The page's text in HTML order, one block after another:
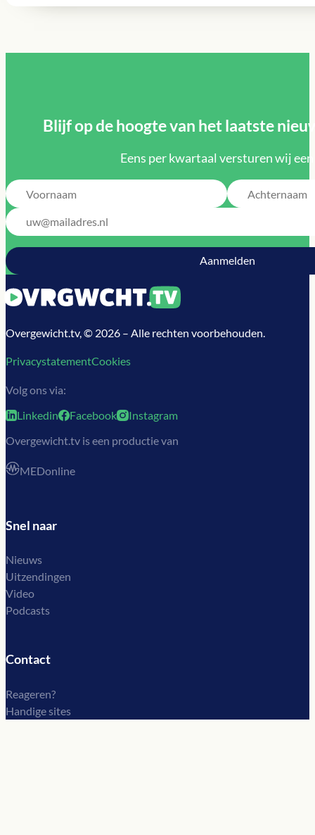
Blijf op de hoogte van het laatste
Eens per kwartaal versturen wij
Overgewicht.tv, © 2026 – Alle rechten voorbehouden.
PrivacystatementCookies
Volg ons via:
Linkedin
Facebook
Instagram
Overgewicht.tv is een productie van
MEDonline
Snel naar
Nieuws
Uitzendingen
Video
Podcasts
Contact
Reageren?
Handige sites